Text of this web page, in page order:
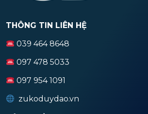
THÔNG TIN LIÊN HỆ
039 464 8648
097 478 5033
097 954 1091
zukoduydao.vn